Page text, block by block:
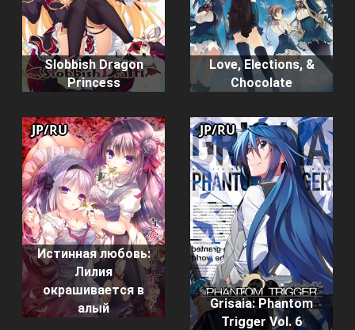
Slobbish Dragon
Princess
Love, Elections, &
Chocolate
Истинная любовь:
Лилия
окрашивается в
алый
JP/RU
Grisaia: Phantom
Trigger Vol. 6
JP/RU